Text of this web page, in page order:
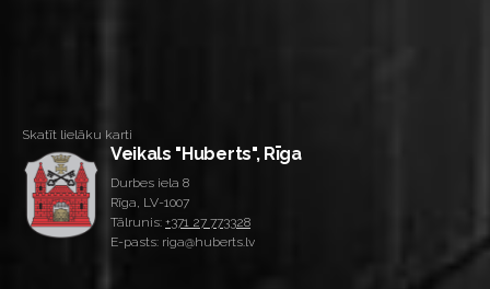
Skatīt lielāku karti
Veikals "Huberts", Rīga
Durbes iela 8
Rīga, LV-1007
Tālrunis: +371 27 773328
E-pasts: riga@huberts.lv